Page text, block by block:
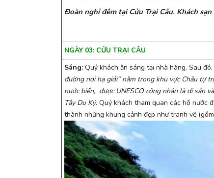
Đoàn nghỉ đêm tại Cửu Trại Câu. Khách
NGÀY 03: CỬU TRẠI CÂU ( Ăn
Sáng:Quý khách ăn sáng tại nhà hàng. Sau
đường nơi hạ giới” nằm trong khu vực Châu tự
nước biển, được UNESCO công nhận là di sản
Tây Du Ký. Quý khách tham quan các hồ nước
thành những khung cảnh đẹp như tranh vẽ